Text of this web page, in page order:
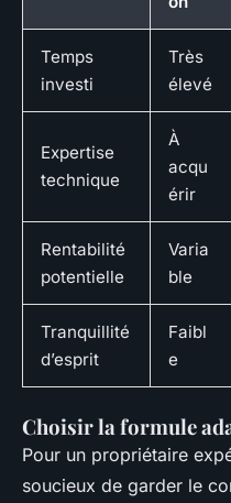
Temps
investi
Très
élevé
Expertise
technique
À
acqu
érir
Rentabilité
potentielle
Varia
ble
Tranquillité
d’esprit
Faibl
e
Choisir la formule
Pour un propriétaire
soucieux de garder le